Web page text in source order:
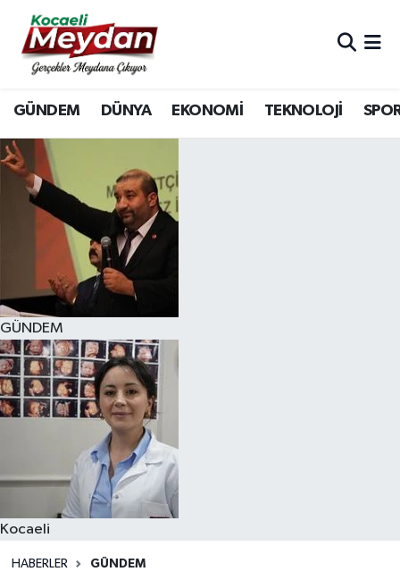
GÜNDEM DÜNYA EKONOMİ TEKNOLOJİ
GÜNDEM
Kocaeli
HABERLER GÜNDEM
Nöbetçi Eczaneler
Hava Durumu
Trafik Durumu
Süper Lig Puan Durumu ve Fikstür
Tüm Manşetler
Son Dakika Haberleri
Haber Arşivi